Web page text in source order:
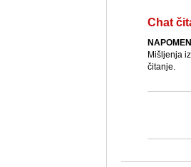
Chat
Mišljenja
čitanje.